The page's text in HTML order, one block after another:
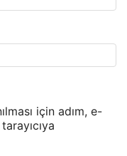
için adım, e-